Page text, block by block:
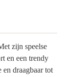
zijn speelse
en een trendy
draagbaar tot